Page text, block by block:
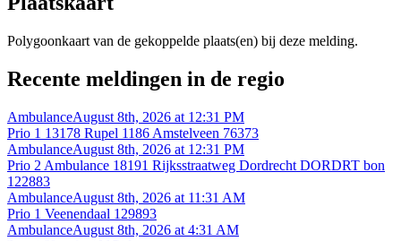
Polygoonkaart van de gekoppelde plaats(en) bij deze melding.
Recente meldingen in de regio
AmbulanceAugust 8th, 2026 at 12:31 PM
Prio 1 13178 Rupel 1186 Amstelveen 76373
AmbulanceAugust 8th, 2026 at 12:31 PM
Prio 2 Ambulance 18191 Rijksstraatweg Dordrecht DORDRT bon
122883
AmbulanceAugust 8th, 2026 at 11:31 AM
Prio 1 Veenendaal 129893
AmbulanceAugust 8th, 2026 at 4:31 AM